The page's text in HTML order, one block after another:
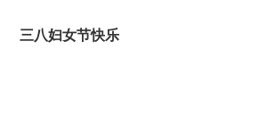
三八妇女节快乐